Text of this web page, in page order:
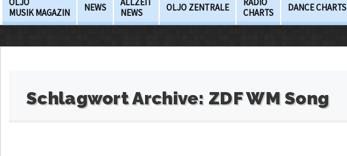
MUSIK MAGAZIN
NEWS
NEWS
OLJO ZENTRALE
CHARTS
DANCE CHARTS
Schlagwort Archive: ZDF WM Song